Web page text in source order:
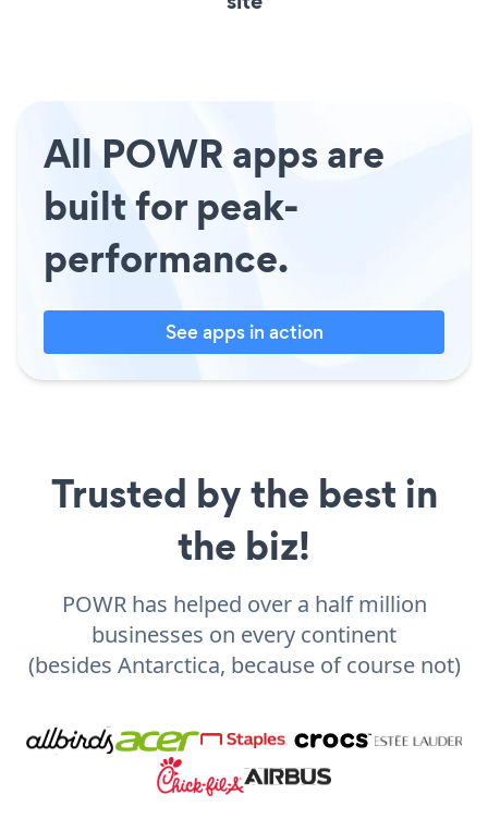
All POWR apps are
built for peak-
performance.
See apps in action
Trusted by the best in
the biz!
POWR has helped over a half million
businesses on every continent
(besides Antarctica, because of course not)